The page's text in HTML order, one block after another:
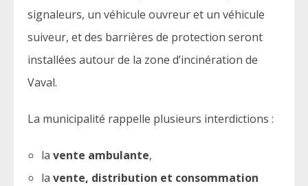
signaleurs, un véhicule ouvreur et un véhicule
suiveur, et des barrières de protection seront
installées autour de la zone d’incinération de
Vaval.
La municipalité rappelle plusieurs interdictions :
la vente ambulante,
la vente, distribution et consommation